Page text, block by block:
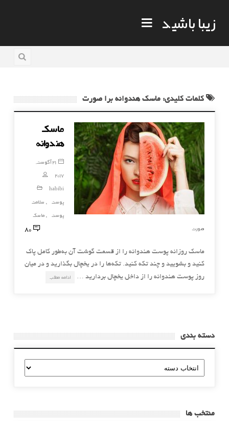
زیبا باشید
کلمات کلیدی: ماسک هندوانه برا صورت
ماسک
هندوانه
21 آگوست,
2017
habibi
پوست
, سلامت
پوست
, ماسک
صورت
80
ماسك روزانه پوست هندوانه را از قسمت گوشت آن به‌طور كامل پاك
كنيد و بشوييد و چند تكه كنيد. تكه‌ها را در يخچال بگذاريد و در ميان
روز پوست هندوانه را از داخل يخچال برداريد …
ادامه مطلب
دسته بندی
دسته
بندی
منتخب ها